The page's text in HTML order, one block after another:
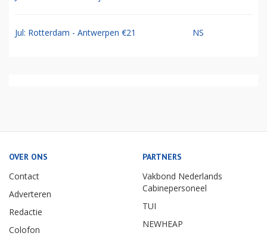
Jul: Rotterdam - Antwerpen €21 NS
OVER ONS
Contact
Adverteren
Redactie
Colofon
PARTNERS
Vakbond Nederlands
Cabinepersoneel
TUI
NEWHEAP